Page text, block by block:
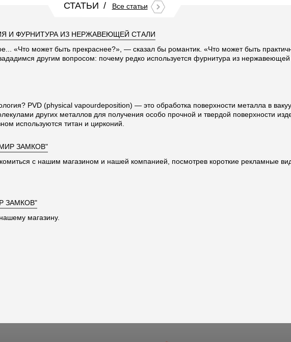
СТАТЬИ Все статьи
И ФУРНИТУРА ИЗ НЕРЖАВЕЮЩЕЙ СТАЛИ
«Что может быть прекраснее?», — сказал бы романтик. «Что может быть
другим вопросом: почему редко используется фурнитура из нержавеющей
PVD (physical vapourdeposition) — это обработка поверхности металла в
других металлов для получения особо прочной и твердой поверхности
используются титан и цирконий.
ЗАМКОВ"
с нашим магазином и нашей компанией, посмотрев короткие рекламные
ЗАМКОВ"
магазину.